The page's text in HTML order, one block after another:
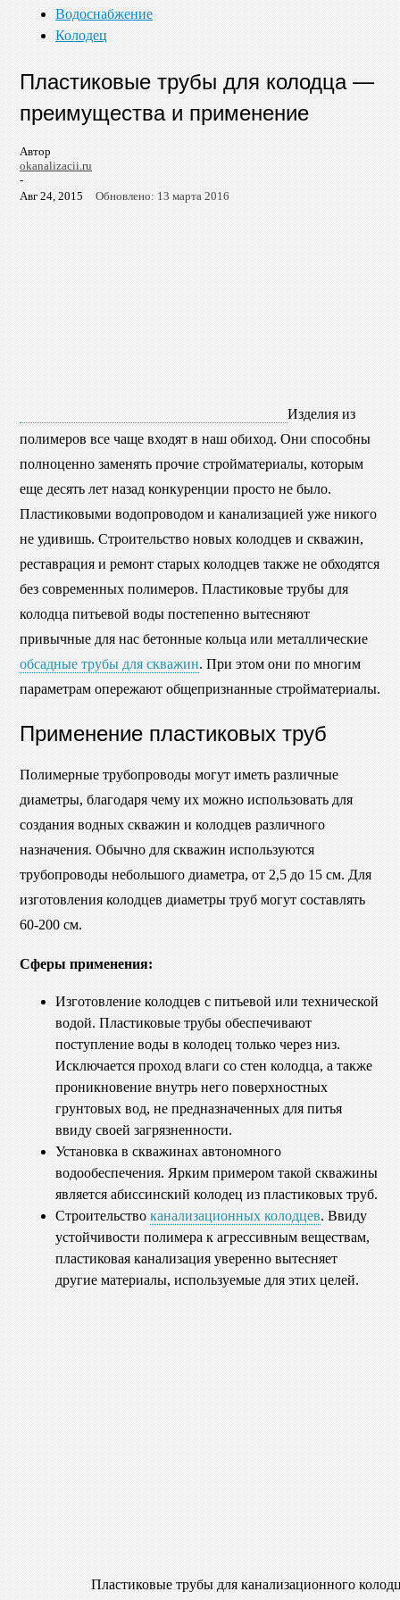
Водоснабжение
Колодец
Пластиковые трубы для колодца —
преимущества и применение
Автор
okanalizacii.ru
-
Авг 24, 2015
Обновлено: 13 марта 2016
Изделия из
полимеров все чаще входят в наш обиход. Они способны
полноценно заменять прочие стройматериалы, которым
еще десять лет назад конкуренции просто не было.
Пластиковыми водопроводом и канализацией уже никого
не удивишь. Строительство новых колодцев и скважин,
реставрация и ремонт старых колодцев также не обходятся
без современных полимеров. Пластиковые трубы для
колодца питьевой воды постепенно вытесняют
привычные для нас бетонные кольца или металлические
обсадные трубы для скважин. При этом они по многим
параметрам опережают общепризнанные стройматериалы.
Применение пластиковых труб
Полимерные трубопроводы могут иметь различные
диаметры, благодаря чему их можно использовать для
создания водных скважин и колодцев различного
назначения. Обычно для скважин используются
трубопроводы небольшого диаметра, от 2,5 до 15 см. Для
изготовления колодцев диаметры труб могут составлять
60-200 см.
Сферы применения:
Изготовление колодцев с питьевой или технической
водой. Пластиковые трубы обеспечивают
поступление воды в колодец только через низ.
Исключается проход влаги со стен колодца, а также
проникновение внутрь него поверхностных
грунтовых вод, не предназначенных для питья
ввиду своей загрязненности.
Установка в скважинах автономного
водообеспечения. Ярким примером такой скважины
является абиссинский колодец из пластиковых труб.
Строительство канализационных колодцев. Ввиду
устойчивости полимера к агрессивным веществам,
пластиковая канализация уверенно вытесняет
другие материалы, используемые для этих целей.
Пластиковые трубы для канализационного